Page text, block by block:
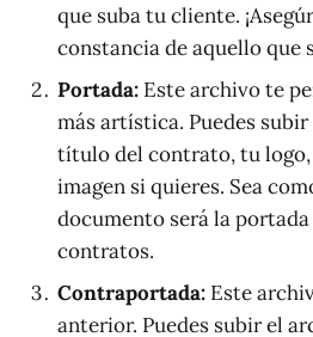
que suba tu cliente.
constancia de aquello que
Portada: Este archivo te
más artística. Puedes
título del contrato, tu
imagen si quieres. Sea
documento será la
contratos.
Contraportada: Este
anterior. Puedes subir el